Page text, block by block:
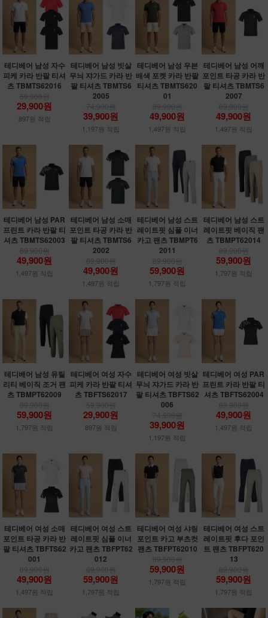
테디베어 남성 자수
피케 카라 반팔 티셔
츠 TBMTS62016
29,900원
897원 적립
테디베어 남성 빗살
무늬 쟈가드 카라 반
팔 티셔츠 TBMTS6
2005
39,900원
1,197원 적립
테디베어 남성 우븐
배색 포켓 카라 반팔
티셔츠 TBMTS620
01
49,900원
1,497원 적립
테디베어 남성 어깨
포인트 타공 카라 반
팔 티셔츠 TBMTS6
2007
49,900원
1,497원 적립
테디베어 남성 PAR
프린트 카라 반팔 티
셔츠 TBMTS62003
49,900원
1,497원 적립
테디베어 남성 소매
포인트 타공 카라 반
팔 티셔츠 TBMTS6
2002
49,900원
1,497원 적립
테디베어 남성 스트
레이트핏 심플 이너
카고 팬츠 TBMPT6
2011
59,900원
1,797원 적립
테디베어 남성 스트
레이트핏 베이직 팬
츠 TBMPT62014
59,900원
1,797원 적립
테디베어 남성 유틸
리티 베이직 조거 팬
츠 TBMPT62009
59,900원
1,797원 적립
테디베어 여성 자수
피케 카라 반팔 티셔
츠 TBFTS62017
29,900원
897원 적립
테디베어 여성 빗살
무늬 쟈가드 카라 반
팔 티셔츠 TBFTS62
006
39,900원
1,197원 적립
테디베어 여성 PAR
프린트 카라 반팔 티
셔츠 TBFTS62004
49,900원
1,497원 적립
테디베어 여성 소매
포인트 타공 카라 반
팔 티셔츠 TBFTS62
001
49,900원
1,497원 적립
테디베어 여성 스트
레이트핏 심플 이너
카고 팬츠 TBFPT62
012
59,900원
1,797원 적립
테디베어 여성 샤링
포인트 카고 부츠컷
팬츠 TBFPT62010
59,900원
1,797원 적립
테디베어 여성 스트
레이트핏 후다 포인
트 팬츠 TBFPT620
13
59,900원
1,797원 적립